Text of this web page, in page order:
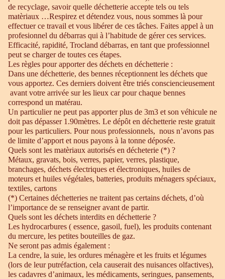
de recyclage, savoir quelle déchetterie accepte tels ou tels
matèriaux …Respirez et détendez vous, nous sommes là pour
effectuer ce travail et vous libérer de ces tâches. Faites appel à un
profesionnel du débarras qui à l’habitude de gérer ces services.
Efficacité, rapidité, Trocland débarras, en tant que professionnel
peut se charger de toutes ces étapes.
Les règles pour apporter des déchets en déchetterie :
Dans une déchetterie, des bennes réceptionnent les déchets que
vous apportez. Ces derniers doivent être triés consciencieusement
avant votre arrivée sur les lieux car pour chaque bennes
correspond un matérau.
Un particulier ne peut pas apporter plus de 3m3 et son véhicule ne
doit pas dépasser 1.90mètres. Le dépôt en déchetterie reste gratuit
pour les particuliers. Pour nous professionnels, nous n’avons pas
de limite d’apport et nous payons à la tonne déposée.
Quels sont les matèriaux autorisés en décheterie (*) ?
Métaux, gravats, bois, verres, papier, verres, plastique,
branchages, déchets électriques et électroniques, huiles de
moteurs et huiles végétales, batteries, produits ménagers spéciaux,
textiles, cartons
(*) Certaines déchetteries ne traitent pas certains déchets, d’où
l’importance de se renseigner avant de partir.
Quels sont les déchets interdits en déchetterie ?
Les hydrocarbures ( essence, gasoil, fuel), les produits contenant
du mercure, les petites bouteilles de gaz.
Ne seront pas admis également :
La cendre, la suie, les ordures ménagère et les fruits et légumes
(lors de leur putréfaction, cela causerait des nuisances olfactives),
les cadavres d’animaux, les médicaments, seringues, pansements,